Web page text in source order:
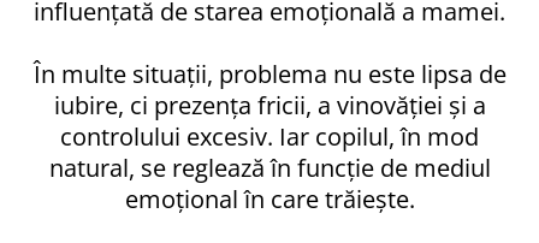
influențată de starea emoțională a mamei.
În multe situații, problema nu este lipsa de
iubire, ci prezența fricii, a vinovăției și a
controlului excesiv. Iar copilul, în mod
natural, se reglează în funcție de mediul
emoțional în care trăiește.